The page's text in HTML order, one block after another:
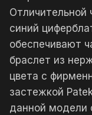
Отличительной
синий
обеспечивают
браслет из
цвета с
застежкой
данной модели